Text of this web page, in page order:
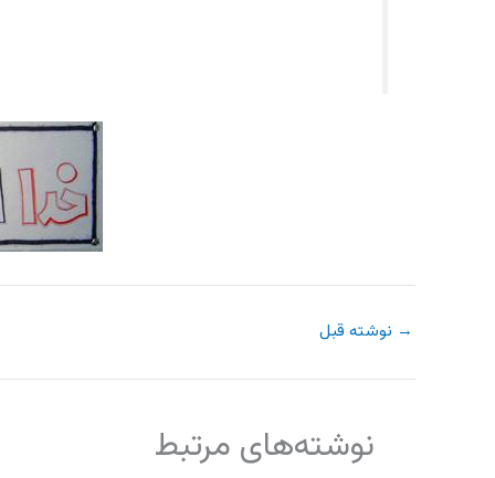
→ نوشته قبل
نوشته‌های مرتبط